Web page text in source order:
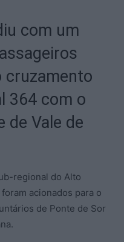
com um
cruzamento
364 com o
de Vale de
regional do Alto
acionados para o
de Ponte de Sor